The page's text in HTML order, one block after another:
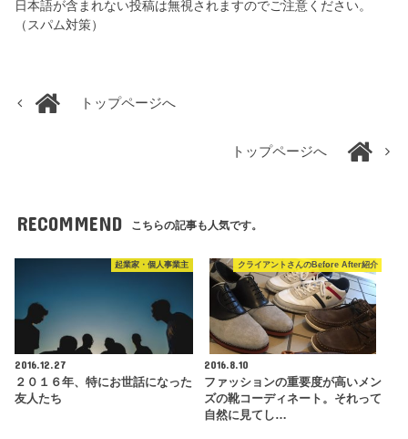
日本語が含まれない投稿は無視されますのでご注意ください。
（スパム対策）
トップページへ
トップページへ
RECOMMEND こちらの記事も人気です。
起業家・個人事業主
2016.12.27
２０１６年、特にお世話になった
友人たち
クライアントさんのBefore After紹介
2016.8.10
ファッションの重要度が高いメン
ズの靴コーディネート。それって
自然に見てし…